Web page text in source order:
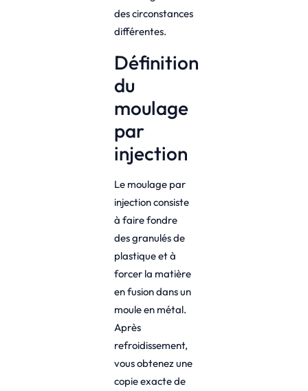
des circonstances
différentes.
Définition
du
moulage
par
injection
Le moulage par
injection consiste
à faire fondre
des granulés de
plastique et à
forcer la matière
en fusion dans un
moule en métal.
Après
refroidissement,
vous obtenez une
copie exacte de